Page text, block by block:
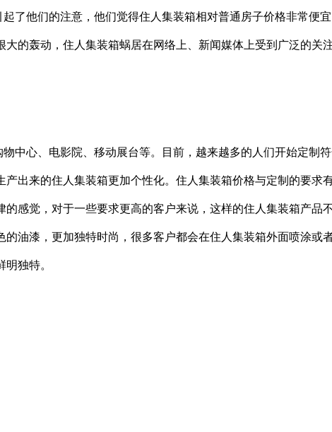
了他们的注意，他们觉得住人集装箱相对普通房子价格非常便
的轰动，住人集装箱蜗居在网络上、新闻媒体上受到广泛的关
中心、电影院、移动展台等。目前，越来越多的人们开始定制
出来的住人集装箱更加个性化。住人集装箱价格与定制的要求
感觉，对于一些要求更高的客户来说，这样的住人集装箱产品
油漆，更加独特时尚，很多客户都会在住人集装箱外面喷涂或
独特。